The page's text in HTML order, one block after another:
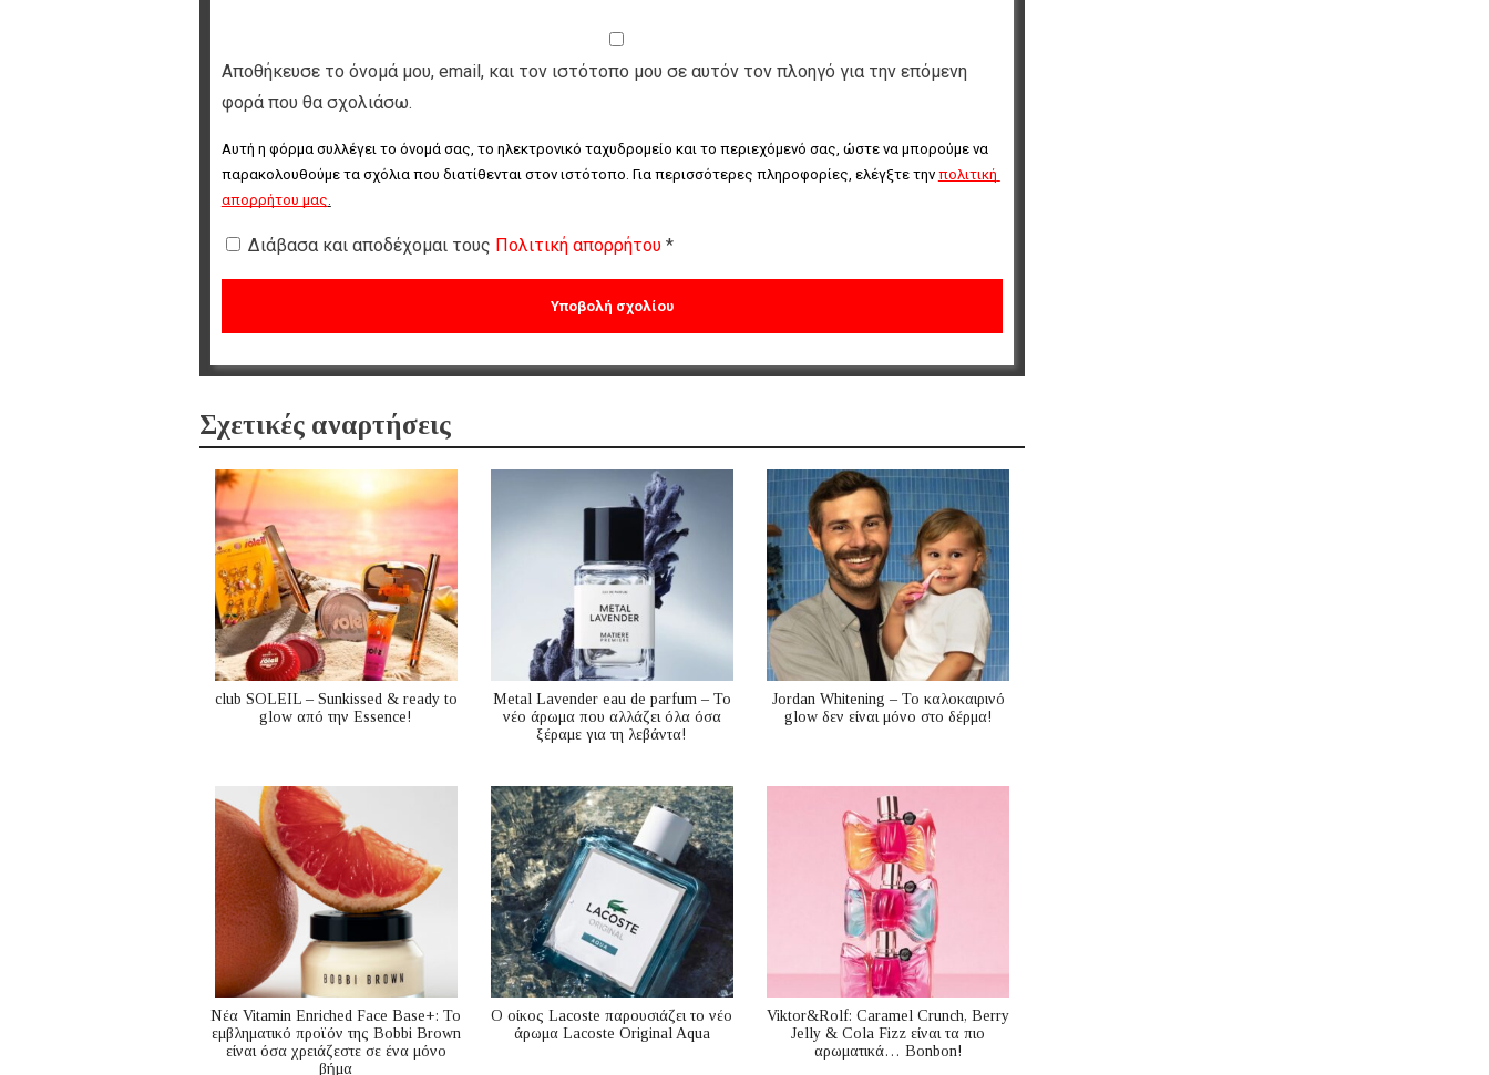
Αποθήκευσε το όνομά μου, email, και τον ιστότοπο μου σε αυτόν τον πλοηγό για την επόμενη
φορά που θα σχολιάσω.
Αυτή η φόρμα συλλέγει το όνομά σας, το ηλεκτρονικό ταχυδρομείο και το περιεχόμενό σας, ώστε να μπορούμε να
παρακολουθούμε τα σχόλια που διατίθενται στον ιστότοπο. Για περισσότερες πληροφορίες, ελέγξτε την πολιτική
απορρήτου μας.
Διάβασα και αποδέχομαι τους Πολιτική απορρήτου *
Σχετικές αναρτήσεις
club SOLEIL – Sunkissed & ready to
glow από την Essence!
Metal Lavender eau de parfum – Το
νέο άρωμα που αλλάζει όλα όσα
ξέραμε για τη λεβάντα!
Jordan Whitening – Το καλοκαιρινό
glow δεν είναι μόνο στο δέρμα!
Nέα Vitamin Enriched Face Base+: Το
εμβληματικό προϊόν της Bobbi Brown
είναι όσα χρειάζεστε σε ένα μόνο
βήμα
Ο οίκος Lacoste παρουσιάζει το νέο
άρωμα Lacoste Original Aqua
Viktor&Rolf: Caramel Crunch, Berry
Jelly & Cola Fizz είναι τα πιο
αρωματικά… Bonbon!